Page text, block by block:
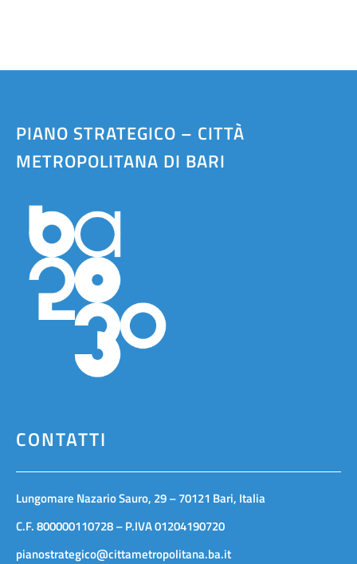
PIANO STRATEGICO – CITTÀ
METROPOLITANA DI BARI
CONTATTI
Lungomare Nazario Sauro, 29 – 70121 Bari, Italia
C.F. 800000110728 – P.IVA 01204190720
pianostrategico@cittametropolitana.ba.it